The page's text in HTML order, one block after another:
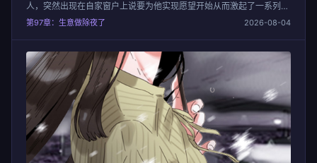
人，突然出现在自家窗户上说要为他实现愿望开始从而激起了一系列事
件的故事...
第97章：生意做除夜了 2026-08-04